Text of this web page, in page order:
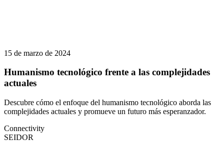
15 de marzo de 2024
Humanismo tecnológico frente a las complejidades
actuales
Descubre cómo el enfoque del humanismo tecnológico aborda las
complejidades actuales y promueve un futuro más esperanzador.
Connectivity
SEIDOR